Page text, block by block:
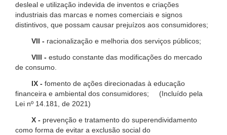
desleal e utilização indevida de inventos e criações
industriais das marcas e nomes comerciais e signos
distintivos, que possam causar prejuízos aos consumidores;
VII - racionalização e melhoria dos serviços públicos;
VIII - estudo constante das modificações do mercado
de consumo.
IX - fomento de ações direcionadas à educação
financeira e ambiental dos consumidores; (Incluído pela
Lei nº 14.181, de 2021)
X - prevenção e tratamento do superendividamento
como forma de evitar a exclusão social do